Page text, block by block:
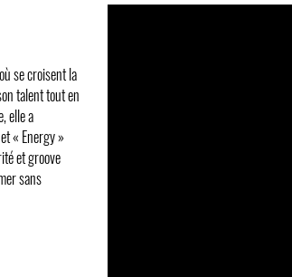
se croisent la
talent tout en
elle a
« Energy »
et groove
sans